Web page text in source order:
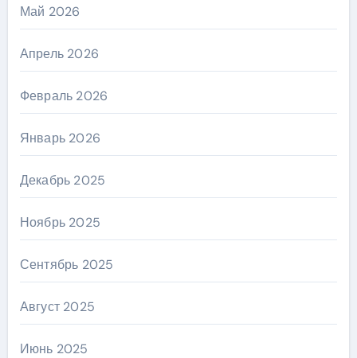
Май 2026
Апрель 2026
Февраль 2026
Январь 2026
Декабрь 2025
Ноябрь 2025
Сентябрь 2025
Август 2025
Июнь 2025